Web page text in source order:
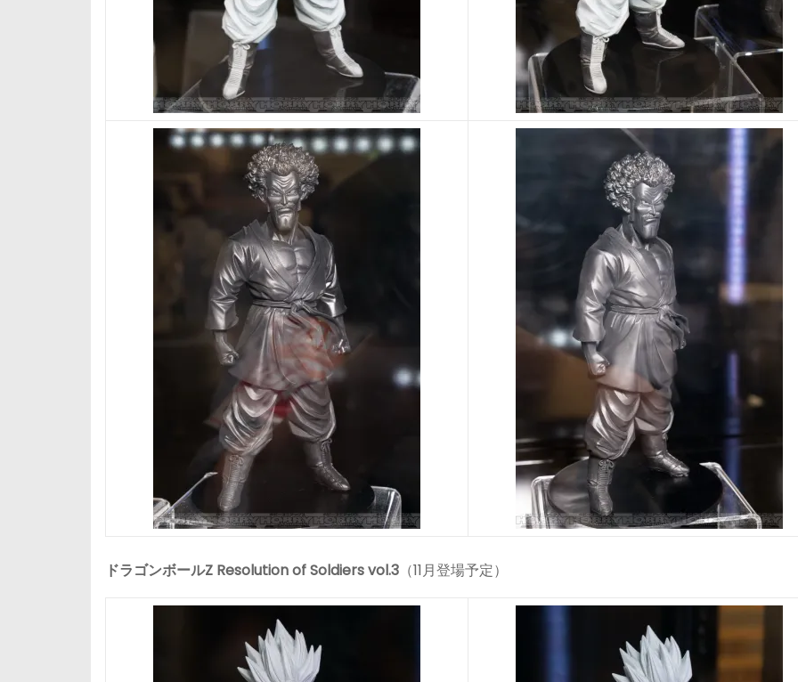
ドラゴンボールZ Resolution of Soldiers vol.3 （11月登場予定）